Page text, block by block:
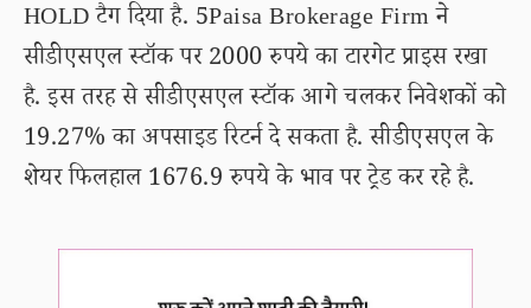
HOLD टैग दिया है. 5Paisa Brokerage Firm ने
सीडीएसएल स्टॉक पर 2000 रुपये का टारगेट प्राइस रखा
है. इस तरह से सीडीएसएल स्टॉक आगे चलकर निवेशकों को
19.27% का अपसाइड रिटर्न दे सकता है. सीडीएसएल के
शेयर फिलहाल 1676.9 रुपये के भाव पर ट्रेड कर रहे है.